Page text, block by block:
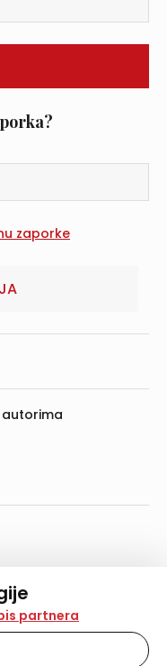
i slične
informacija na
iskustvo,
partnera